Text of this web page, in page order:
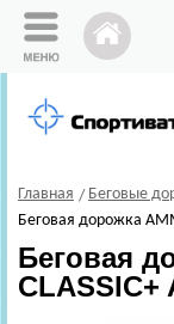
Главная Беговые
Беговая дорожка
Беговая
CLASSIC+